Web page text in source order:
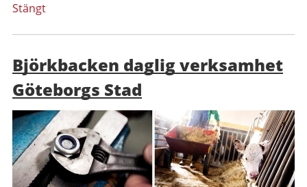
Stängt
Björkbacken daglig verksamhet
Göteborgs Stad